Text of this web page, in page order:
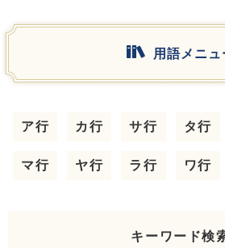
用語メニュ
ア行 カ行 サ行 タ行
マ行 ヤ行 ラ行 ワ行
キーワード検